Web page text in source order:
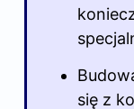
się z